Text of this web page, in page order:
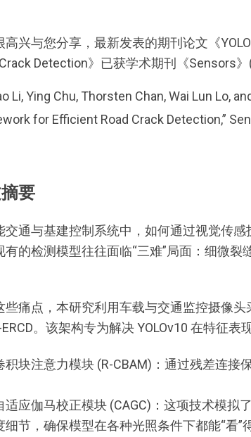
高兴与您分享，最新发表的期刊论文《
Detection》已获学术期刊《Sensors》
Li, Ying Chu, Thorsten Chan, Wai Lun Lo,
for Efficient Road Crack Detection,”
要
交通与基建控制系统中，如何通过视觉传
有的检测模型往往面临“三难”局面：细微
些痛点，本研究利用车载与交通监控摄像
ERCD。该架构专为解决 YOLOv10 在特征
积块注意力模块 (R-CBAM)：通过残差连
适应伽马校正模块 (CAGC)：这项技术模拟
细节，确保模型在各种光照条件下都能“看”